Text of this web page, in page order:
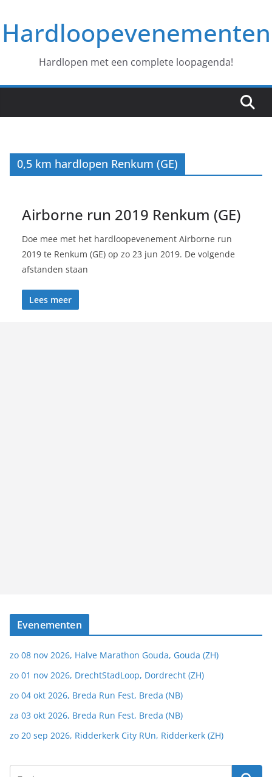
naar
deHardloopevenementen
Hardlopen met een complete loopagenda!
0,5 km hardlopen Renkum (GE)
Airborne run 2019 Renkum (GE)
Doe mee met het hardloopevenement Airborne run
2019 te Renkum (GE) op zo 23 jun 2019. De volgende
afstanden staan
Lees meer
Evenementen
zo 08 nov 2026, Halve Marathon Gouda, Gouda (ZH)
zo 01 nov 2026, DrechtStadLoop, Dordrecht (ZH)
zo 04 okt 2026, Breda Run Fest, Breda (NB)
za 03 okt 2026, Breda Run Fest, Breda (NB)
zo 20 sep 2026, Ridderkerk City RUn, Ridderkerk (ZH)